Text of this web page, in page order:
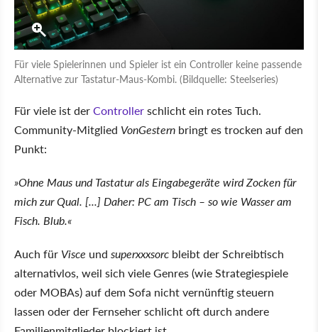
Für viele Spielerinnen und Spieler ist ein Controller keine passende
Alternative zur Tastatur-Maus-Kombi. (Bildquelle: Steelseries)
Für viele ist derControllerschlicht ein rotes Tuch.
Community-Mitglied VonGestern bringt es trocken auf den
Punkt:
»Ohne Maus und Tastatur als Eingabegeräte wird Zocken für
mich zur Qual. [...] Daher: PC am Tisch – so wie Wasser am
Fisch. Blub.«
Auch für Visce und superxxxsorc bleibt der Schreibtisch
alternativlos, weil sich viele Genres (wie Strategiespiele
oder MOBAs) auf dem Sofa nicht vernünftig steuern
lassen oder der Fernseher schlicht oft durch andere